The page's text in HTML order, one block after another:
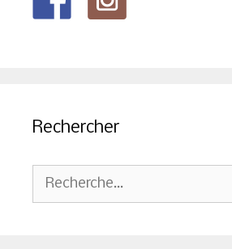
Rechercher
Rechercher :